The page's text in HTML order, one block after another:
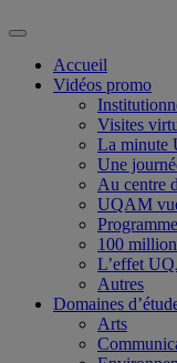
Accueil
Vidéos promo
Visites
La minute
Une
Au centre
UQAM
100
L’effet
Autres
Domaines
Arts